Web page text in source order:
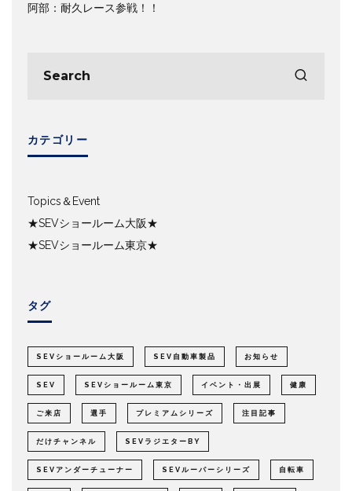
阿部：耐久レース参戦！！
カテゴリー
Topics＆Event
★SEVショールーム大阪★
★SEVショールーム東京★
タグ
SEVショールーム大阪 SEV自動車製品 お知らせ
SEV SEVショールーム東京 イベント・出展 健康
ご来店 選手 プレミアムシリーズ 注目記事
だけチャンネル SEVラジエターBY
SEVアンダーチューナー SEVルーパーシリーズ 自転車